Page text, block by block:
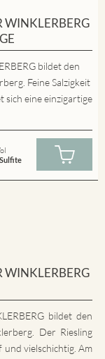
WINKLERBERG
bildet den
Feine Salzigkeit
eine einzigartige
Sulfite
WINKLERBERG
bildet den
Der Riesling
und vielschichtig. Am